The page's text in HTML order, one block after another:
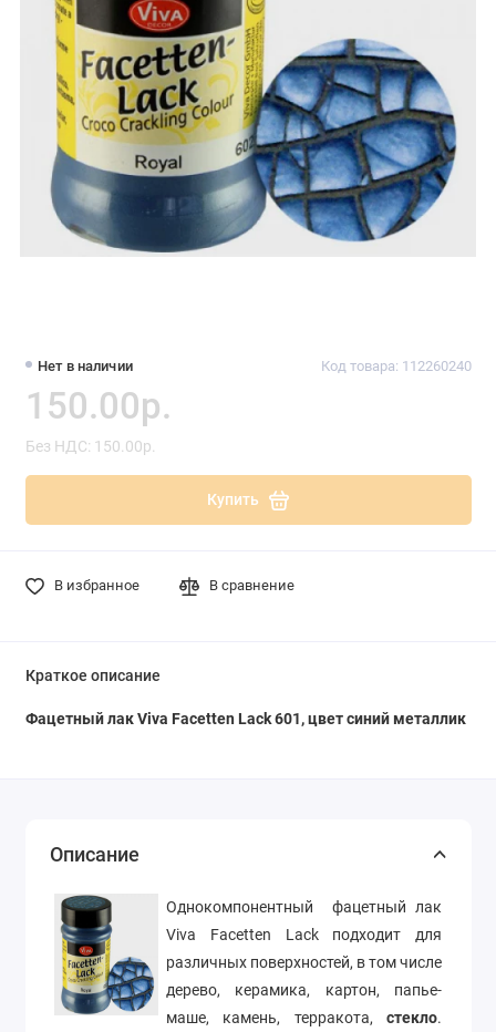
Нет в наличии Код товара: 112260240
150.00р.
Без НДС: 150.00р.
Купить
В избранное В сравнение
Краткое описание
Фацетный лак Viva Facetten Lack 601, цвет синий металлик
Описание
Однокомпонентный фацетный лак
Viva Facetten Lack подходит для
различных поверхностей, в том числе
дерево, керамика, картон, папье-
маше, камень, терракота, стекло.